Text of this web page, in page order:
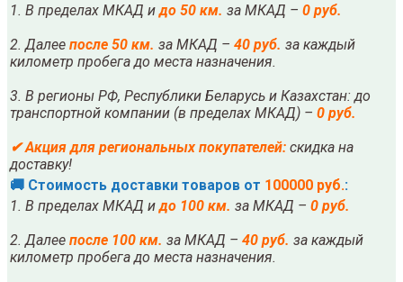
1. В пределах МКАД идо 50 км. за МКАД – 0 руб.
2. Далее после 50 км. за МКАД – 40 руб. за каждый
километр пробега до места назначения.
3. В регионы РФ, Республики Беларусь и Казахстан: до
транспортной компании (в пределах МКАД) – 0 руб.
✔ Акция для региональных покупателей: скидка на
доставку!
🚚 Стоимость доставки товаров от 100000 руб.:
1. В пределах МКАД идо 100 км. за МКАД – 0 руб.
2. Далее после 100 км. за МКАД – 40 руб. за каждый
километр пробега до места назначения.